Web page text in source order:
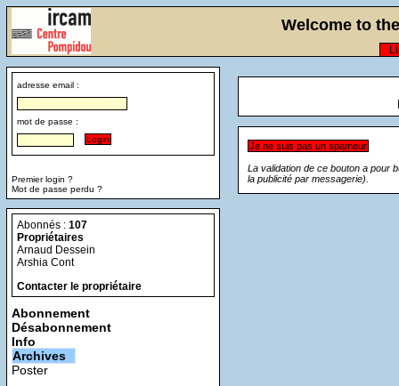
Welcome to
adresse email :
mot de passe :
Premier login ?
Mot de passe perdu ?
Abonnés : 107
Propriétaires
Arnaud Dessein
Arshia Cont
Contacter le propriétaire
Abonnement
Désabonnement
Info
Archives
Poster
La validation de ce bouton a pour
la publicité par messagerie).